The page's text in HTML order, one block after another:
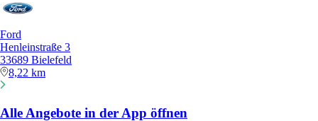
Ford
Henleinstraße 3
33689 Bielefeld
8,22 km
Alle Angebote in der App öffnen